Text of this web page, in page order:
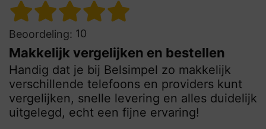
Beoordeling: 10
Makkelijk vergelijken en bestellen
Handig dat je bij Belsimpel zo makkelijk
verschillende telefoons en providers kunt
vergelijken, snelle levering en alles duidelijk
uitgelegd, echt een fijne ervaring!